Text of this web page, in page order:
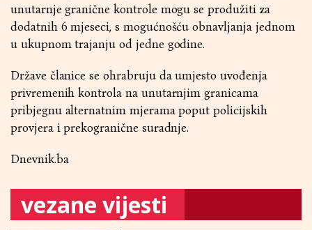
unutarnje granične kontrole mogu se produžiti za
dodatnih 6 mjeseci, s mogućnošću obnavljanja jednom
u ukupnom trajanju od jedne godine.
Države članice se ohrabruju da umjesto uvođenja
privremenih kontrola na unutarnjim granicama
pribjegnu alternatnim mjerama poput policijskih
provjera i prekogranične suradnje.
Dnevnik.ba
vezane vijesti